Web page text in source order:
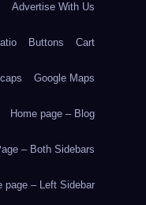
Advertise With Us
Buttons Cart
Google Maps
Home page – Blog
– Both Sidebars
page – Left Sidebar